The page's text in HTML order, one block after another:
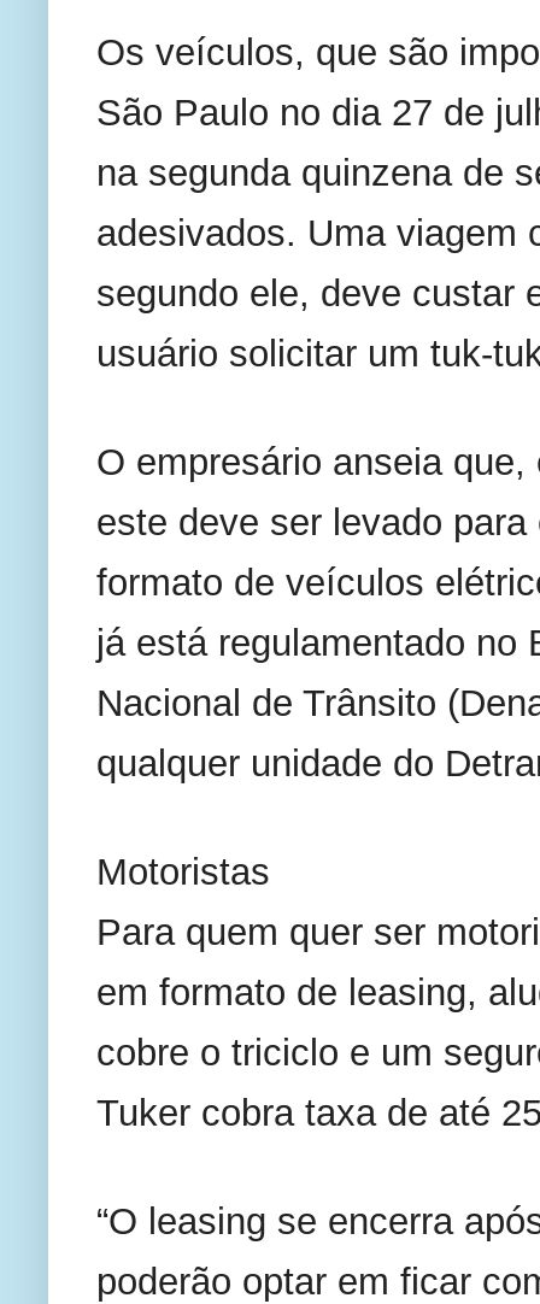
Os veículos, que são
São Paulo no dia 27 de
na segunda quinzena de
adesivados. Uma viagem
segundo ele, deve custar
usuário solicitar um tuk-
O empresário anseia
este deve ser levado
formato de veículos
já está regulamentado no
Nacional de Trânsito
qualquer unidade do
Motoristas
Para quem quer ser
em formato de leasing,
cobre o triciclo e um
Tuker cobra taxa de até
“O leasing se encerra
poderão optar em ficar